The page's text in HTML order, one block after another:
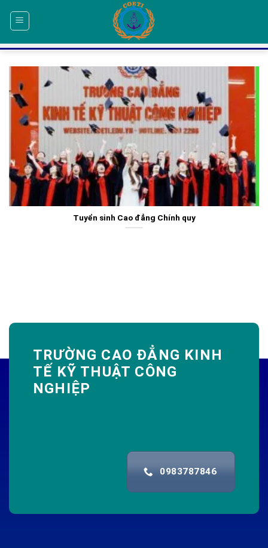
Tuyển sinh Cao đẳng Chính quy
TRƯỜNG CAO ĐẲNG KINH
TẾ KỸ THUẬT CÔNG
NGHIỆP
0983787846